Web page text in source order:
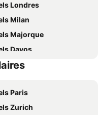
Londres
Milan
Majorque
Davos
Italie
Paris
Zurich